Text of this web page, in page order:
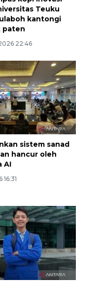
Teuku
kantongi
paten
22:46
sistem sanad
hancur oleh
AI
II-2026